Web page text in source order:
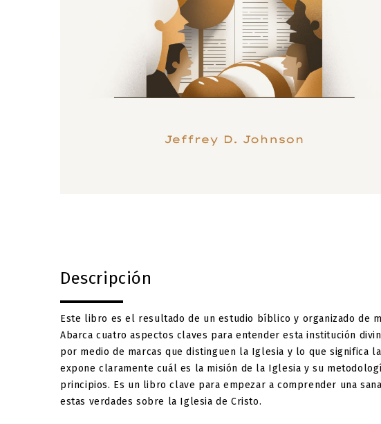
Descripción
Este libro es el resultado de un estudio bíblico y organizado de
Abarca cuatro aspectos claves para entender esta institución
por medio de marcas que distinguen la Iglesia y lo que significa
expone claramente cuál es la misión de la Iglesia y su
principios. Es un libro clave para empezar a comprender una
estas verdades sobre la Iglesia de Cristo.